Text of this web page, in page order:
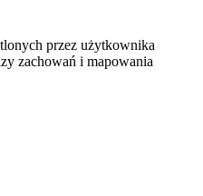
przez użytkownika
zachowań i mapowania